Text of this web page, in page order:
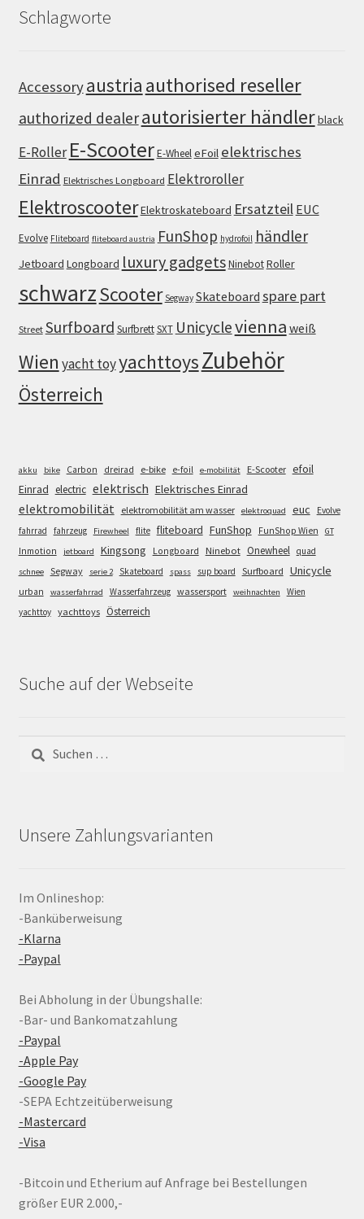
Schlagworte
Accessoryaustria authorised reseller
authorized dealerautorisierter händlerblack
E-Roller E-ScooterE-WheeleFoil elektrisches
Einrad Elektrisches Longboard Elektroroller
ElektroscooterElektroskateboard Ersatzteil EUC
Evolve Fliteboard fliteboard austria FunShop hydrofoil händler
Jetboard Longboard luxury gadgetsNinebotRoller
schwarzScooter Segway Skateboard spare part
Street Surfboard SurfbrettSXT Unicyclevienna weiß
Wien yacht toyyachttoysZubehör
Österreich
akku bike Carbon dreirad e-bike e-foil e-mobilität E-Scooter efoil
Einrad electric elektrisch Elektrisches Einrad
elektromobilität elektromobilität am wasser elektroquad euc
Evolve
fahrrad
fahrzeug Firewheel flite fliteboard FunShop FunShop Wien GT
Inmotion jetboard Kingsong Longboard Ninebot Onewheel quad
schnee Segway serie 2 Skateboard spass sup board Surfboard Unicycle
urban wasserfahrrad Wasserfahrzeug wassersport weihnachten
Wien
yachttoy yachttoys Österreich
Suche auf der Webseite
Suchen
nach:
Unsere Zahlungsvarianten
Im Onlineshop:
-Banküberweisung
-Klarna
-Paypal
Bei Abholung in der Übungshalle:
-Bar- und Bankomatzahlung
-Paypal
-Apple Pay
-Google Pay
-SEPA Echtzeitüberweisung
-Mastercard
-Visa
-Bitcoin und Etherium auf Anfrage bei Bestellungen
größer EUR 2.000,-